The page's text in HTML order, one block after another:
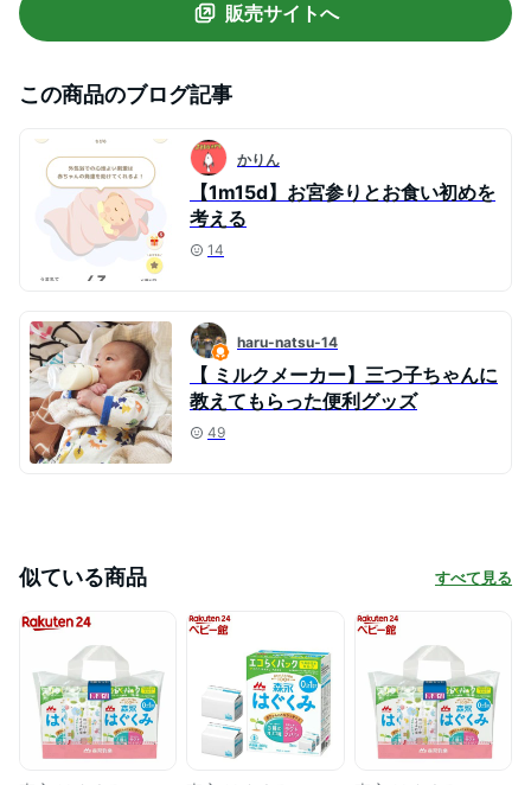
販売サイトへ
この商品のブログ記事
かりん
【1m15d】お宮参りとお食い初めを
考える
14
haru-natsu-14
【 ミルクメーカー】三つ子ちゃんに
教えてもらった便利グッズ
49
似ている商品 すべて見る